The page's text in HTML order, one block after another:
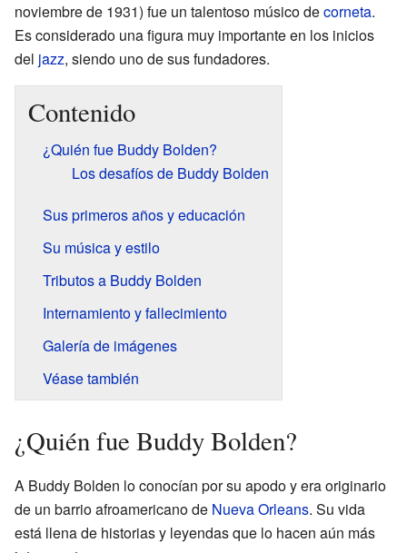
noviembre de 1931) fue un talentoso músico decorneta.
Es considerado una figura muy importante en los inicios
del jazz, siendo uno de sus fundadores.
Contenido
¿Quién fue Buddy Bolden?
Los desafíos de Buddy Bolden
Sus primeros años y educación
Su música y estilo
Tributos a Buddy Bolden
Internamiento y fallecimiento
Galería de imágenes
Véase también
¿Quién fue Buddy Bolden?
A Buddy Bolden lo conocían por su apodo y era originario
de un barrio afroamericano de Nueva Orleans. Su vida
está llena de historias y leyendas que lo hacen aún más